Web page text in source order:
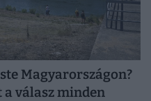
Magyarországon?
válasz minden